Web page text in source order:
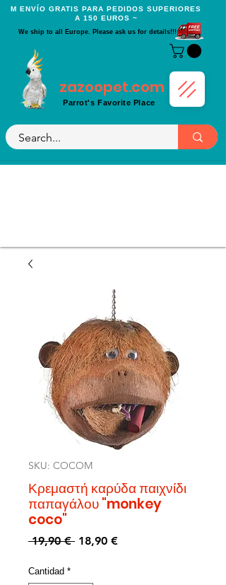
Μ ENVÍO GRATIS PARA PEDIDOS SUPERIORES
A 150 EUROS ~
We ship to all Europe. Please ask us for details!!!
zazoopet.com
Parrot's Favorite Place
SKU: COCOM
Κρεμαστή καρύδα παιχνίδι
παπαγάλου "monkey
coco"
19,90 € Precio
18,90 €Precio
Cantidad *